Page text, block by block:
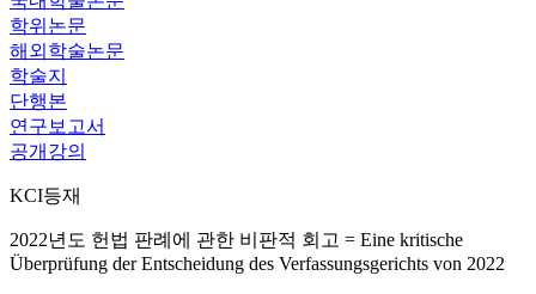
학위논문
해외학술논문
학술지
단행본
연구보고서
공개강의
KCI등재
2022년도 헌법 판례에 관한 비판적 회고 = Eine kritische
Überprüfung der Entscheidung des Verfassungsgerichts von 2022